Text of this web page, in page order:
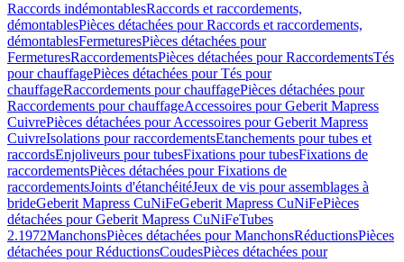
Raccords indémontablesRaccords et raccordements,
démontablesPièces détachées pour Raccords et raccordements,
démontablesFermeturesPièces détachées pour
FermeturesRaccordementsPièces détachées pour RaccordementsTés
pour chauffagePièces détachées pour Tés pour
chauffageRaccordements pour chauffagePièces détachées pour
Raccordements pour chauffageAccessoires pour Geberit Mapress
CuivrePièces détachées pour Accessoires pour Geberit Mapress
CuivreIsolations pour raccordementsEtanchements pour tubes et
raccordsEnjoliveurs pour tubesFixations pour tubesFixations de
raccordementsPièces détachées pour Fixations de
raccordementsJoints d'étanchéitéJeux de vis pour assemblages à
brideGeberit Mapress CuNiFeGeberit Mapress CuNiFePièces
détachées pour Geberit Mapress CuNiFeTubes
2.1972ManchonsPièces détachées pour ManchonsRéductionsPièces
détachées pour RéductionsCoudesPièces détachées pour